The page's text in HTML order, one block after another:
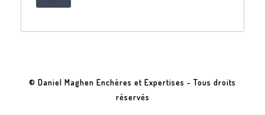
© Daniel Maghen Enchères et Expertises - Tous droits
réservés